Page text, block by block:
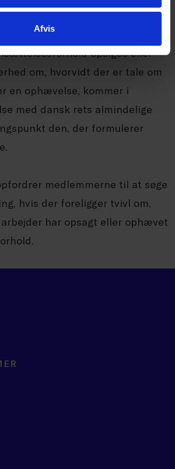
Afvis
at det klart og tydeligt bør
opsiges eller
om, hvorvidt der er tale om
en ophævelse, kommer i
med dansk rets almindelige
den, der formulerer
medlemmerne til at søge
hvis der foreligger tvivl om,
har opsagt eller ophævet